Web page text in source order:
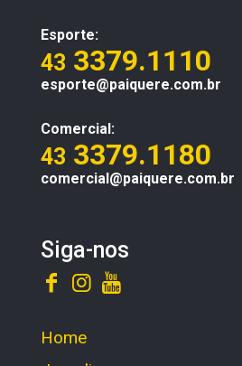
Esporte:
43 3379.1110
esporte@paiquere.com.br
Comercial:
43 3379.1180
comercial@paiquere.com.br
Siga-nos
Home